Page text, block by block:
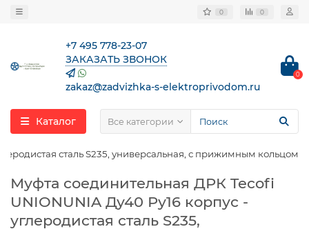
0 0
+7 495 778-23-07
ЗАКАЗАТЬ ЗВОНОК
zakaz@zadvizhka-s-elektroprivodom.ru
0
Каталог Все категории
сталь S235, универсальная, с прижимным кольцом
Муфта соединительная ДРК Tecofi
UNIONUNIA Ду40 Ру16 корпус -
углеродистая сталь S235,